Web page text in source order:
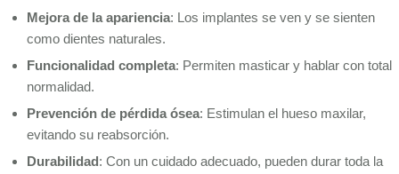
Mejora de la apariencia: Los implantes se ven y se sienten
como dientes naturales.
Funcionalidad completa: Permiten masticar y hablar con total
normalidad.
Prevención de pérdida ósea: Estimulan el hueso maxilar,
evitando su reabsorción.
Durabilidad: Con un cuidado adecuado, pueden durar toda la